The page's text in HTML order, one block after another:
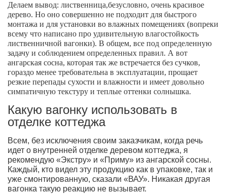
Делаем вывод: лиственница,безусловно, очень красивое
дерево. Но оно совершенно не подходит для быстрого
монтажа и для установки во влажных помещениях (вопреки
всему что написано про удивительную влагостойкость
лиственничной вагонки). В общем, все под определенную
задачу и соблюдением определенных правил. А вот
ангарская сосна, которая так же встречается без сучков,
гораздо менее требовательна в эксплуатации, прощает
резкие перепады сухости и влажности и имеет довольно
симпатичную текстуру и теплые оттенки солнышка.
Какую вагонку использовать в
отделке коттеджа
Всем, без исключения своим заказчикам, когда речь
идет о внутренней отделке деревом коттеджа, я
рекомендую «Экстру» и «Приму» из ангарской сосны.
Каждый, кто видел эту продукцию как в упаковке, так и
уже смонтированную, сказали «ВАУ». Никакая другая
вагонка такую реакцию не вызывает.